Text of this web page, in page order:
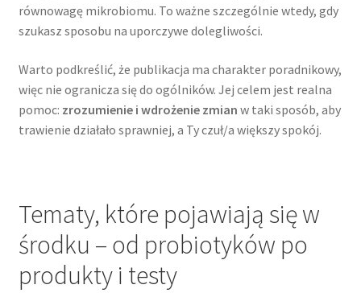
równowagę mikrobiomu. To ważne szczególnie wtedy, gdy
szukasz sposobu na uporczywe dolegliwości.
Warto podkreślić, że publikacja ma charakter poradnikowy,
więc nie ogranicza się do ogólników. Jej celem jest realna
pomoc: zrozumienie i wdrożenie zmian w taki sposób, aby
trawienie działało sprawniej, a Ty czuł/a większy spokój.
Tematy, które pojawiają się w
środku – od probiotyków po
produkty i testy